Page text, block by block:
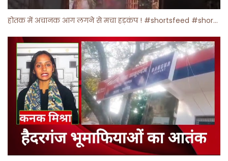
होतक में अचानक आग लगने से मचा हड़कंप ! #shortsfeed #shorts #viralshorts